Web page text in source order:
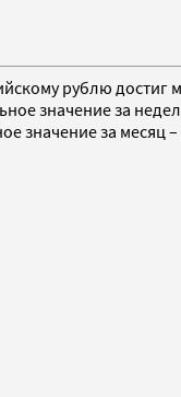
рублю достиг
значение за
значение за месяц –